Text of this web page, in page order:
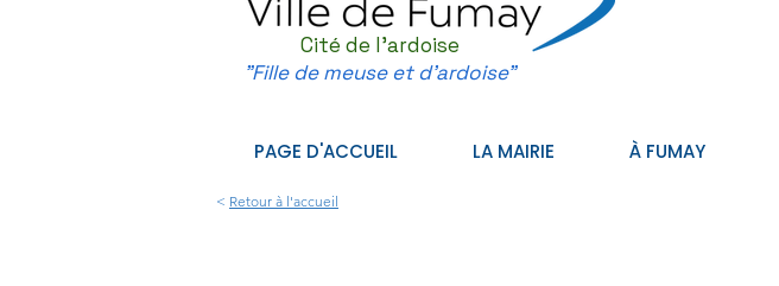
Cité de l'ardoise
"Fille de meuse et d'ardoise"
PAGE D'ACCUEIL LA MAIRIE À FUMAY
< Retour à l'accueil